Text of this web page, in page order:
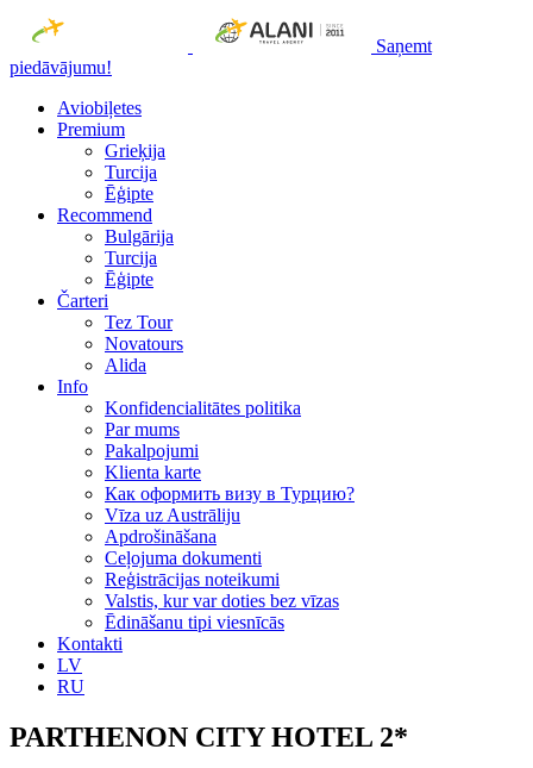
Saņemt
piedāvājumu!
Aviobiļetes
Premium
Grieķija
Turcija
Ēģipte
Recommend
Bulgārija
Turcija
Ēģipte
Čarteri
Tez Tour
Novatours
Alida
Info
Konfidencialitātes politika
Par mums
Рakalpojumi
Klienta karte
Как оформить визу в Турцию?
Vīza uz Austrāliju
Apdrošināšana
Ceļojuma dokumenti
Reģistrācijas noteikumi
Valstis, kur var doties bez vīzas
Ēdināšanu tipi viesnīcās
Kontakti
LV
RU
PARTHENON CITY HOTEL 2*